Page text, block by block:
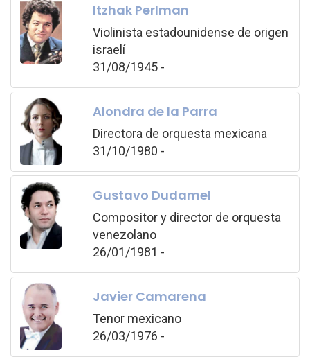
Itzhak Perlman
Violinista estadounidense de origen
israelí
31/08/1945 -
Alondra de la Parra
Directora de orquesta mexicana
31/10/1980 -
Gustavo Dudamel
Compositor y director de orquesta
venezolano
26/01/1981 -
Javier Camarena
Tenor mexicano
26/03/1976 -